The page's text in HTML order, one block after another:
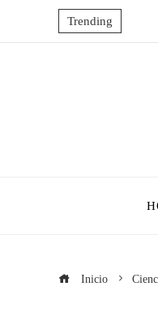
Trending
Inicio